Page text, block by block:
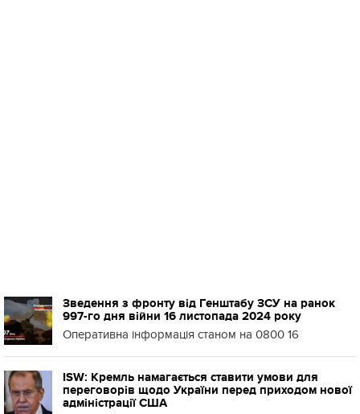
Зведення з фронту від Генштабу ЗСУ на ранок
997-го дня війни 16 листопада 2024 року
Оперативна інформація станом на 0800 16
ISW: Кремль намагається ставити умови для
переговорів щодо України перед приходом нової
адміністрації США